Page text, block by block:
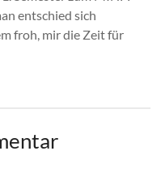
entschied sich
froh, mir die Zeit für